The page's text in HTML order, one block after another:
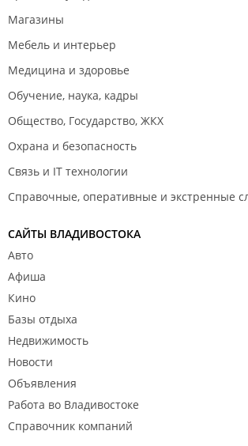
Магазины
Мебель и интерьер
Медицина и здоровье
Обучение, наука, кадры
Общество, Государство, ЖКХ
Охрана и безопасность
Связь и IT технологии
Справочные, оперативные и экстренные
САЙТЫ ВЛАДИВОСТОКА
Авто
Афиша
Кино
Базы отдыха
Недвижимость
Новости
Объявления
Работа во Владивостоке
Справочник компаний